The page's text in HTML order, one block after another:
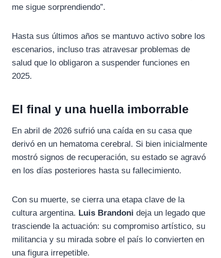
me sigue sorprendiendo”.
Hasta sus últimos años se mantuvo activo sobre los
escenarios, incluso tras atravesar problemas de
salud que lo obligaron a suspender funciones en
2025.
El final y una huella imborrable
En abril de 2026 sufrió una caída en su casa que
derivó en un hematoma cerebral. Si bien inicialmente
mostró signos de recuperación, su estado se agravó
en los días posteriores hasta su fallecimiento.
Con su muerte, se cierra una etapa clave de la
cultura argentina. Luis Brandoni deja un legado que
trasciende la actuación: su compromiso artístico, su
militancia y su mirada sobre el país lo convierten en
una figura irrepetible.